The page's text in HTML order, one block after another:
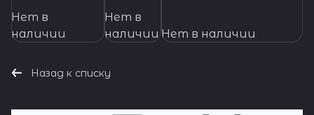
произвести
основных узлов и
требуется
Мы готовы
Нет в
наличии
и.
ональное
ание и
ремонт
в от
Нет в
наличии нуждаются в ремонте,
проблему и предложить
Нет в наличии
Назад к списку